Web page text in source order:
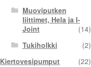
Muoviputken
liittimet, Hela ja I-
Joint
(14)
Tukiholkki
(2)
Kiertovesipumput
(22)